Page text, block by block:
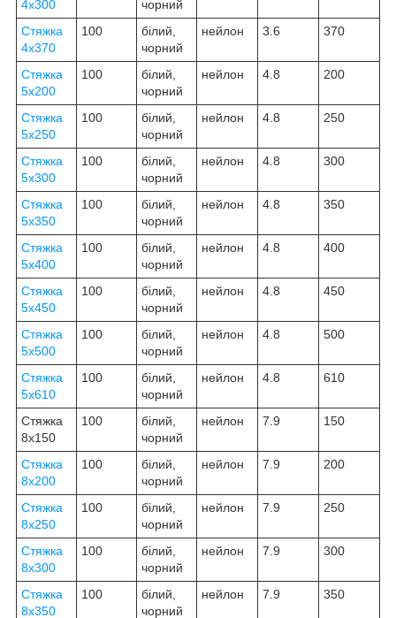
4х300
чорний
Стяжка
4х370
100
білий,
чорний
нейлон 3.6 370
Стяжка
5х200
100
білий,
чорний
нейлон 4.8 200
Стяжка
5х250
100
білий,
чорний
нейлон 4.8 250
Стяжка
5х300
100
білий,
чорний
нейлон 4.8 300
Стяжка
5х350
100
білий,
чорний
нейлон 4.8 350
Стяжка
5х400
100
білий,
чорний
нейлон 4.8 400
Стяжка
5х450
100
білий,
чорний
нейлон 4.8 450
Стяжка
5х500
100
білий,
чорний
нейлон 4.8 500
Стяжка
5х610
100
білий,
чорний
нейлон 4.8 610
Стяжка
8х150
100
білий,
чорний
нейлон 7.9 150
Стяжка
8х200
100
білий,
чорний
нейлон 7.9 200
Стяжка
8х250
100
білий,
чорний
нейлон 7.9 250
Стяжка
8х300
100
білий,
чорний
нейлон 7.9 300
Стяжка
8х350
100
білий,
чорний
нейлон 7.9 350